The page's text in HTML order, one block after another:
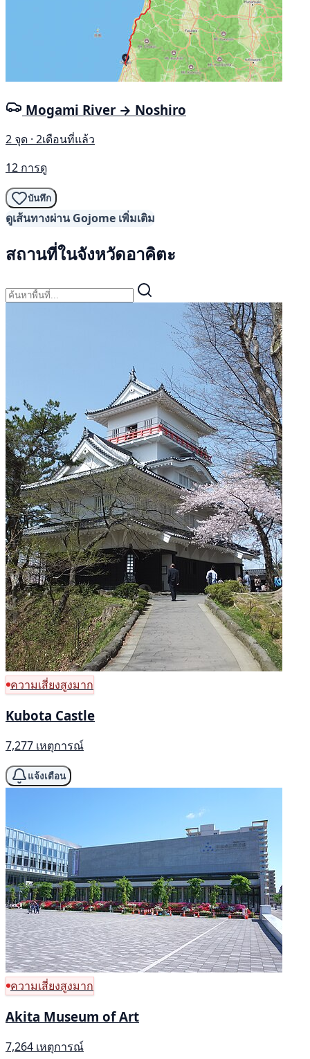
Mogami River → Noshiro
2 จุด · 2เดือนที่แล้ว
12 การดู
บันทึก
ดูเส้นทางผ่าน Gojome เพิ่มเติม
สถานที่ในจังหวัดอาคิตะ
ความเสี่ยงสูงมาก
Kubota Castle
7,277 เหตุการณ์
แจ้งเตือน
ความเสี่ยงสูงมาก
Akita Museum of Art
7,264 เหตุการณ์